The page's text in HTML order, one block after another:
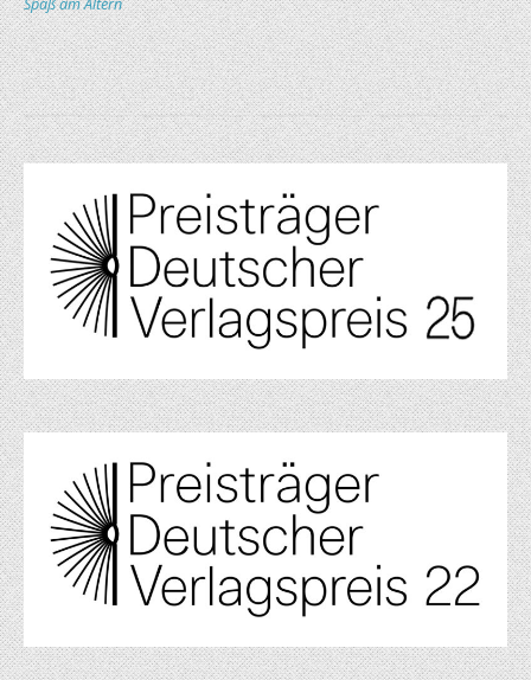
Spaß am Altern